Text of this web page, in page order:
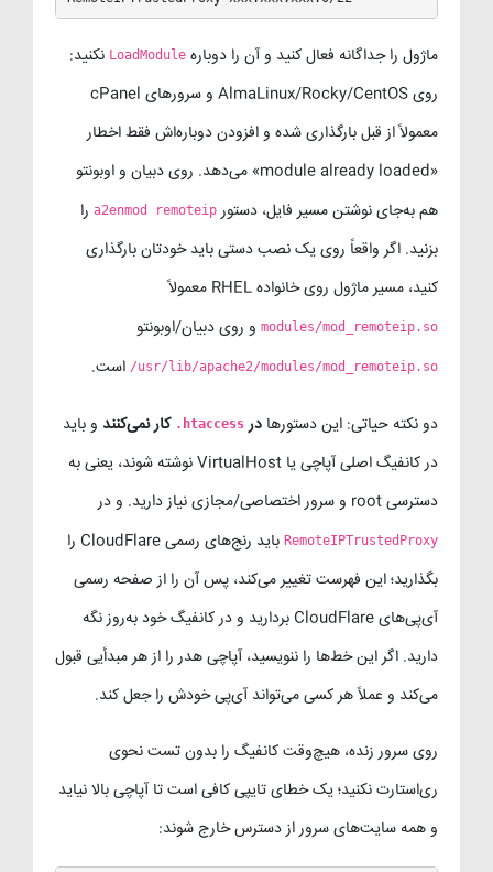
ماژول را جداگانه فعال کنید و آن را دوباره LoadModule نکنید:
روی AlmaLinux/Rocky/CentOS و سرورهای cPanel
معمولاً از قبل بارگذاری شده و افزودن دوباره‌اش فقط اخطار
«module already loaded» می‌دهد. روی دبیان و اوبونتو
هم به‌جای نوشتن مسیر فایل، دستور a2enmod remoteip را
بزنید. اگر واقعاً روی یک نصب دستی باید خودتان بارگذاری
کنید، مسیر ماژول روی خانواده RHEL معمولاً
modules/mod_remoteip.so و روی دبیان/اوبونتو
/usr/lib/apache2/modules/mod_remoteip.so است.
دو نکته حیاتی: این دستورها در .htaccess کار نمی‌کنند و باید
در کانفیگ اصلی آپاچی یا VirtualHost نوشته شوند، یعنی به
دسترسی root و سرور اختصاصی/مجازی نیاز دارید. و در
RemoteIPTrustedProxy
باید رنج‌های رسمی CloudFlare را
بگذارید؛ این فهرست تغییر می‌کند، پس آن را از صفحه رسمی
آی‌پی‌های CloudFlare بردارید و در کانفیگ خود به‌روز نگه
دارید. اگر این خط‌ها را ننویسید، آپاچی هدر را از هر مبدأیی قبول
می‌کند و عملاً هر کسی می‌تواند آی‌پی خودش را جعل کند.
روی سرور زنده، هیچ‌وقت کانفیگ را بدون تست نحوی
ری‌استارت نکنید؛ یک خطای تایپی کافی است تا آپاچی بالا نیاید
و همه سایت‌های سرور از دسترس خارج شوند: